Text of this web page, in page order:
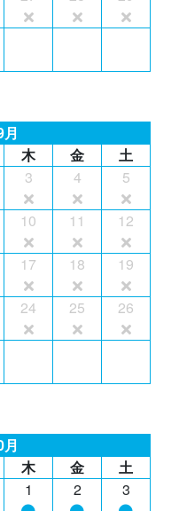
木 金
土
3 4 5
10 11 12
17 18 19
24 25 26
木 金
土
1
2 3